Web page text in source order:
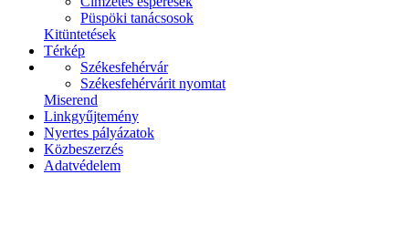
Püspöki tanácsosok
Kitüntetések
Térkép
Székesfehérvár
Székesfehérvárit nyomtat
Miserend
Linkgyűjtemény
Nyertes pályázatok
Közbeszerzés
Adatvédelem